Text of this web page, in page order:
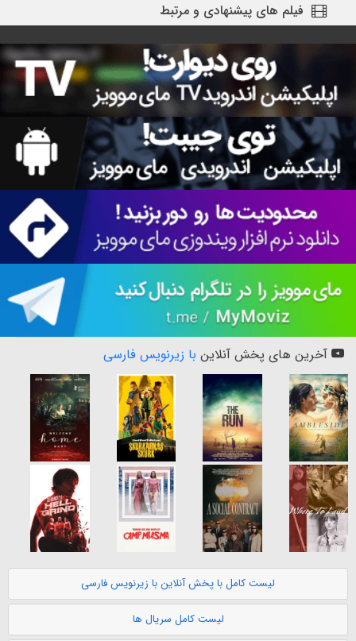
فیلم های پیشنهادی و مرتبط
آخرین های پخش آنلاین با زیرنویس فارسی
لیست کامل با پخش آنلاین با زیرنویس فارسی
لیست کامل سریال ها